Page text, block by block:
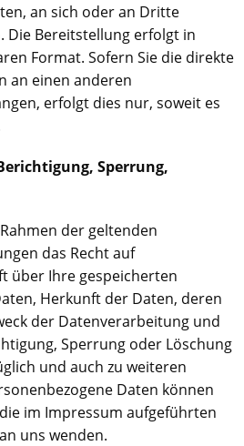
an sich oder an Dritte
Die Bereitstellung erfolgt in
Format. Sofern Sie die direkte
an einen anderen
erfolgt dies nur, soweit es
Sperrung,
der geltenden
das Recht auf
über Ihre gespeicherten
Herkunft der Daten, deren
der Datenverarbeitung und
Sperrung oder Löschung
und auch zu weiteren
Daten können
im Impressum aufgeführten
uns wenden.